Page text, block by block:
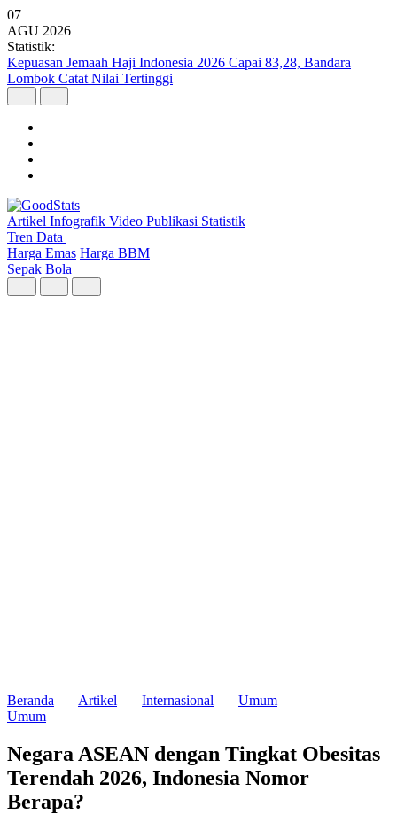
07
AGU 2026
Statistik:
Bali dan Nusa Tenggara Pimpin Pertumbuhan Ekonomi Regional
pada Triwulan II 2026
Artikel Infografik Video Publikasi Statistik
Tren Data
Harga Emas Harga BBM
Sepak Bola
Beranda Artikel Internasional
Umum
Umum
Negara ASEAN dengan Tingkat Obesitas
Terendah 2026, Indonesia Nomor
Berapa?